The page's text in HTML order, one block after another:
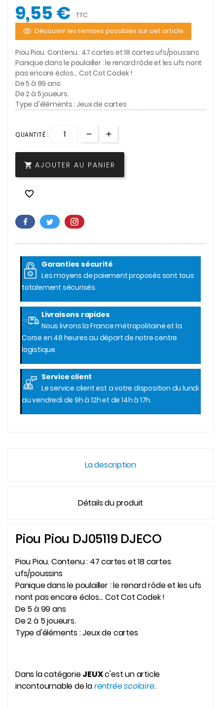
9,55 €
TTC
Découvrir les remises possibles sur cet article
Piou Piou. Contenu : 47 cartes et 18 cartes ufs/poussins
Panique dans le poulailler : le renard rôde et les ufs nont
pas encore éclos... Cot Cot Codek !
De 5 à 99 ans
De 2 à 5 joueurs.
Type d'éléments : Jeux de cartes
QUANTITÉ :
 AJOUTER AU PANIER

Garanties sécurité
Les moyens de paiement proposés sont tous
totalement sécurisés.
Livraisons rapides
Nous livrons la France métropolitaine et la
Corse en 48 heures au départ de notre centre
logistique.
Service client
Le service client est a votre disposition du lundi
au vendredi de 9h à 12h et de 14h à 17h.
La description
Détails du produit
Piou Piou DJ05119 DJECO
Piou Piou. Contenu : 47 cartes et 18 cartes
ufs/poussins
Panique dans le poulailler : le renard rôde et les ufs
nont pas encore éclos... Cot Cot Codek !
De 5 à 99 ans
De 2 à 5 joueurs.
Type d'éléments : Jeux de cartes
Dans la catégorieJEUXc'est un article
incontournable de larentrée scolaire.